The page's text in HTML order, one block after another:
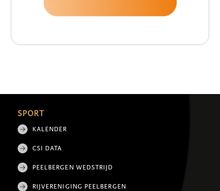
SPORT
KALENDER
CSI DATA
PEELBERGEN WEDSTRIJD
RIJVERENIGING PEELBERGEN